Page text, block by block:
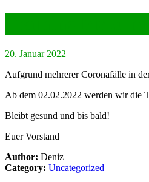
20. Januar 2022
Aufgrund mehrerer Coronafälle in
Ab dem 02.02.2022 werden wir die
Bleibt gesund und bis bald!
Euer Vorstand
Author: Deniz
Category: Uncategorized